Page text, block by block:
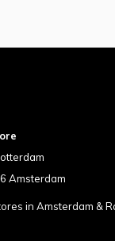
Amsterdam
in Amsterdam &